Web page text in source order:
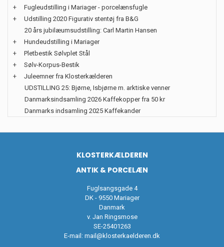
+
Fugleudstilling i Mariager - porcelænsfugle
+
Udstilling 2020 Figurativ stentøj fra B&G
20 års jubilæumsudstilling: Carl Martin Hansen
+
Hundeudstilling i Mariager
+
Pletbestik Sølvplet Stål
+
Sølv-Korpus-Bestik
+
Juleemner fra Klosterkælderen
UDSTILLING 25: Bjørne, Isbjørne m. arktiske venner
Danmarksindsamling 2026 Kaffekopper fra 50 kr
Danmarks indsamling 2025 Kaffekander
KLOSTERKÆLDEREN
ANTIK & PORCELÆN
Fuglsangsgade 4
DK - 9550 Mariager
Danmark
v. Jan Ringsmose
SE-25401263
E-mail: mail@klosterkaelderen.dk